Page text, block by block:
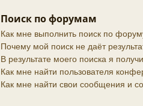
Поиск по форумам
Как мне выполнить поиск по
Почему мой поиск не даёт
В результате моего поиска я
Как мне найти пользователя
Как мне найти свои сообщения и